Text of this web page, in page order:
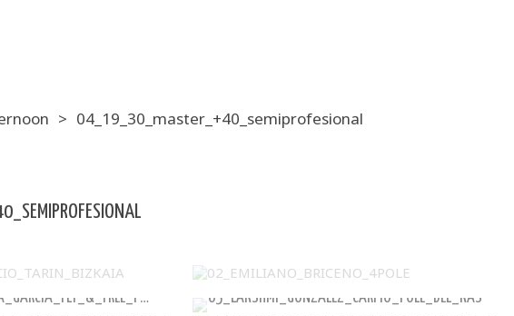
04_19_30_master_+40_semiprofesional
04_ELENA_VALENZUELA_GARCIA_FLY_&_FREE_POLE_STUDIO 05_LAKSHMI_GONZALEZ_CARPIO_POLE_DEL_KAS